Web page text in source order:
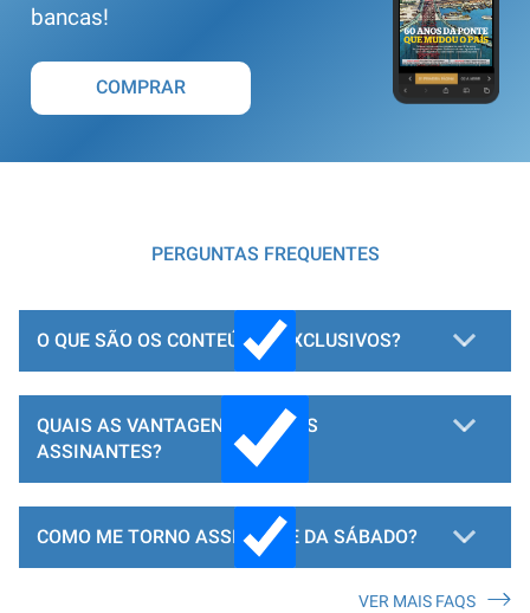
bancas!
COMPRAR
PERGUNTAS FREQUENTES
O QUE SÃO OS CONTEÚDOS EXCLUSIVOS?
QUAIS AS VANTAGENS PARA OS
ASSINANTES?
COMO ME TORNO ASSINANTE DA SÁBADO?
VER MAIS FAQS